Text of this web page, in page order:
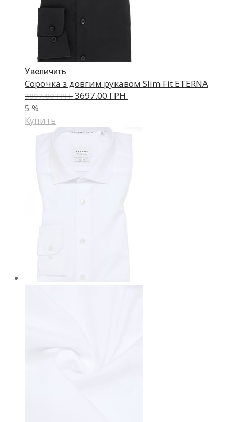
Увеличить
Сорочка з довгим рукавом Slim Fit ETERNA
3897.00 ГРН. 3697.00 ГРН.
5 %
Купить